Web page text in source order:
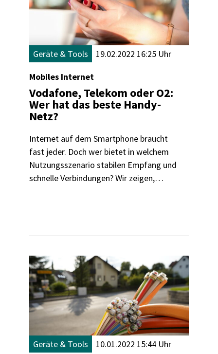
Geräte & Tools 19.02.2022 16:25 Uhr
Mobiles Internet
Vodafone, Telekom oder O2:
Wer hat das beste Handy-
Netz?
Internet auf dem Smartphone braucht
fast jeder. Doch wer bietet in welchem
Nutzungsszenario stabilen Empfang und
schnelle Verbindungen? Wir zeigen,
Geräte & Tools 10.01.2022 15:44 Uhr